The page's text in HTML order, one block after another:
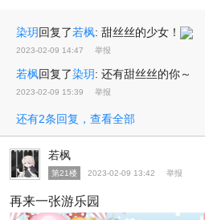
染玥回复了若枫: 甜丝丝的少女！
2023-02-09 14:47 举报
若枫回复了染玥: 还有甜丝丝的你～
2023-02-09 15:39 举报
还有2条回复，查看全部
若枫
第21楼 2023-02-09 13:42 举报
再来一张游乐园